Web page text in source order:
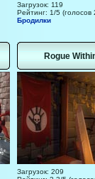
Загрузок: 119
Рейтинг: 1/5 (голосов
Бродилки
Rogue
Загрузок: 209